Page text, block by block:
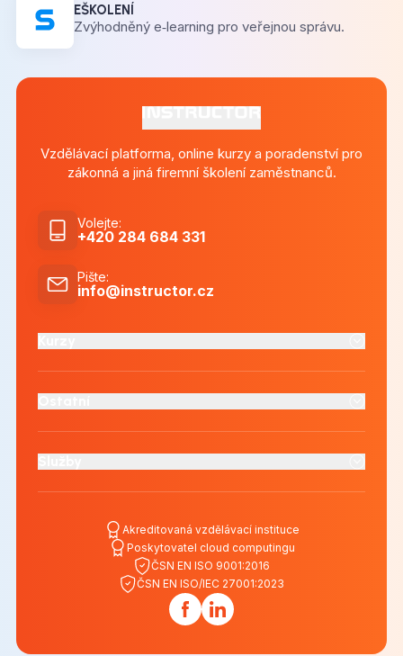
EŠKOLENÍ
Zvýhodněný e‑learning pro veřejnou správu.
Vzdělávací platforma, online kurzy a poradenství pro
zákonná a jiná firemní školení zaměstnanců.
Volejte:
+420 284 684 331
Pište:
info@instructor.cz
Akreditovaná vzdělávací instituce
Poskytovatel cloud computingu
ČSN EN ISO 9001:2016
ČSN EN ISO/IEC 27001:2023